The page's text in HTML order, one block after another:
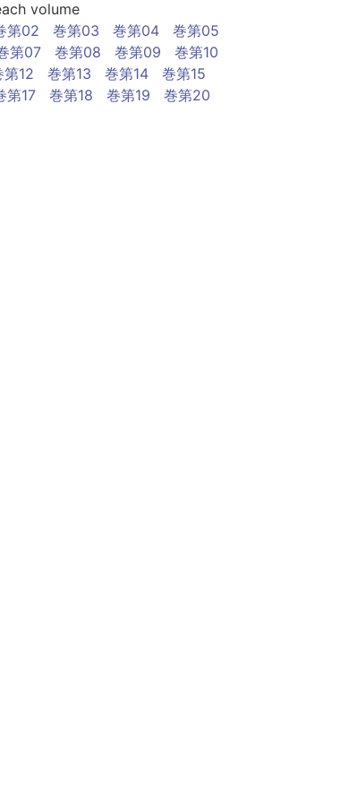
volume
第02 巻第03 巻第04
巻第05
第07 巻第08 巻第09
巻第10
第12 巻第13 巻第14
巻第15
第17 巻第18 巻第19
巻第20